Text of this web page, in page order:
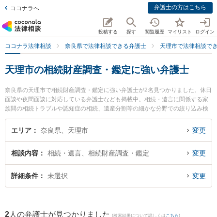
ココナラへ 弁護士の方はこちら
投稿する 探す 閲覧履歴 マイリスト ログイン
ココナラ法律相談 奈良県で法律相談できる弁護士 天理市で法律相談で
天理市の相続財産調査・鑑定に強い弁護士
奈良県の天理市で相続財産調査・鑑定に強い弁護士が2名見つかりました。休日
面談や夜間面談に対応している弁護士なども掲載中。相続・遺言に関係する家
族間の相続トラブルや認知症の相続、遺産分割等の細かな分野での絞り込み検
索もでき便利です。特にフジイ法律事務所の藤井 茂久弁護士やフジイ法律事務
所の加見 旬嗣弁護士のプロフィール情報や弁護士費用、強みなどが注目されて
な近くの弁護士を検索したい』『初回相談無料で相続財産調査・鑑定を法律相
談できる天理市内の弁護士に相談予約したい』などでお困りの相談者さんにお
すすめです。
エリア 奈良県、天理市 変更
相談内容 相続・遺言、相続財産調査・鑑定 変更
詳細条件 未選択 変更
2 人の弁護士が見つかりました (検索結果について詳しくは こちら)